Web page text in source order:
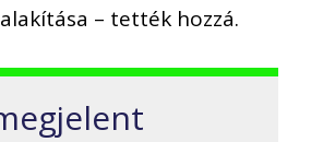
– tették hozzá.